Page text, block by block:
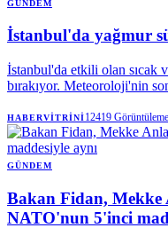
GÜNDEM
İstanbul'da yağmur
İstanbul'da etkili olan sıcak
bırakıyor. Meteoroloji'nin
sağanak bekleniyor.
HABERVITRINI12419 Görüntüleme
GÜNDEM
Bakan Fidan, Mekke
NATO'nun 5'inci